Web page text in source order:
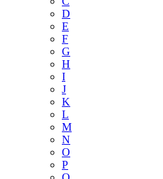
D
E
F
G
H
I
J
K
L
M
N
O
P